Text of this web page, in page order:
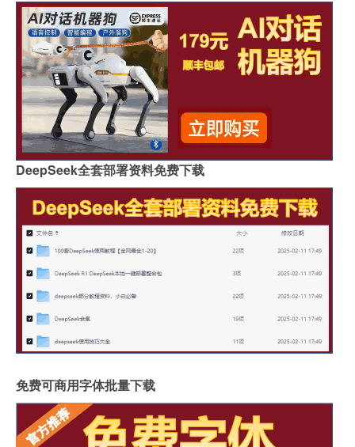
DeepSeek全套部署资料免费下载
免费可商用字体批量下载